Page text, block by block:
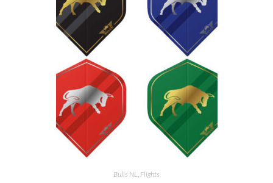
Bulls NL Flights